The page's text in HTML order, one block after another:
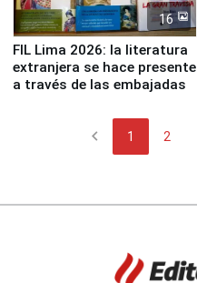
16
FIL Lima 2026: la literatura
extranjera se hace presente
a través de las embajadas
chevron_left 1 2